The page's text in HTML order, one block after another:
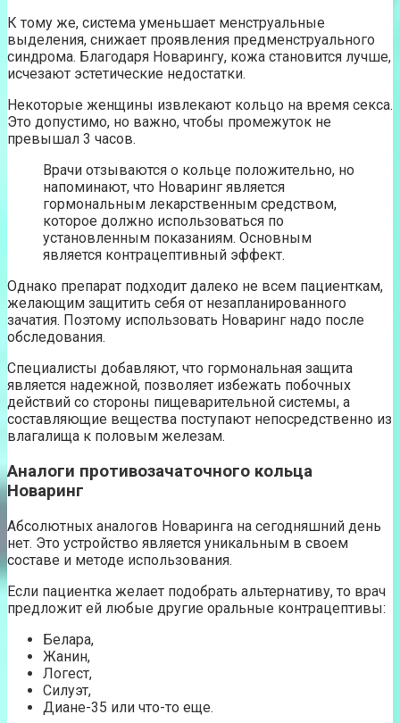
К тому же, система уменьшает менструальные
выделения, снижает проявления предменструального
синдрома. Благодаря Новарингу, кожа становится лучше,
исчезают эстетические недостатки.
Некоторые женщины извлекают кольцо на время секса.
Это допустимо, но важно, чтобы промежуток не
превышал 3 часов.
Врачи отзываются о кольце положительно, но
напоминают, что Новаринг является
гормональным лекарственным средством,
которое должно использоваться по
установленным показаниям. Основным
является контрацептивный эффект.
Однако препарат подходит далеко не всем пациенткам,
желающим защитить себя от незапланированного
зачатия. Поэтому использовать Новаринг надо после
обследования.
Специалисты добавляют, что гормональная защита
является надежной, позволяет избежать побочных
действий со стороны пищеварительной системы, а
составляющие вещества поступают непосредственно из
влагалища к половым железам.
Аналоги противозачаточного кольца
Новаринг
Абсолютных аналогов Новаринга на сегодняшний день
нет. Это устройство является уникальным в своем
составе и методе использования.
Если пациентка желает подобрать альтернативу, то врач
предложит ей любые другие оральные контрацептивы:
Белара,
Жанин,
Логест,
Силуэт,
Диане-35 или что-то еще.